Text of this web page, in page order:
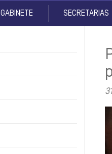
GABINETE SECRETARIAS